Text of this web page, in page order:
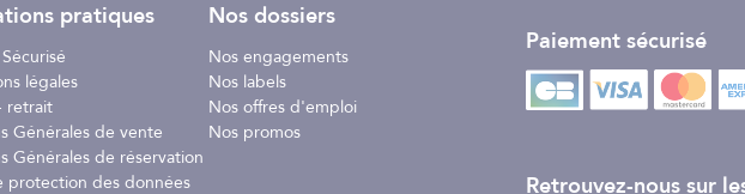
pratiques
légales
retrait
Générales de vente
Générales de réservation
protection des données
Nos dossiers
Nos engagements
Nos labels
Nos offres d'emploi
Nos promos
Paiement sécurisé
Retrouvez-nous sur